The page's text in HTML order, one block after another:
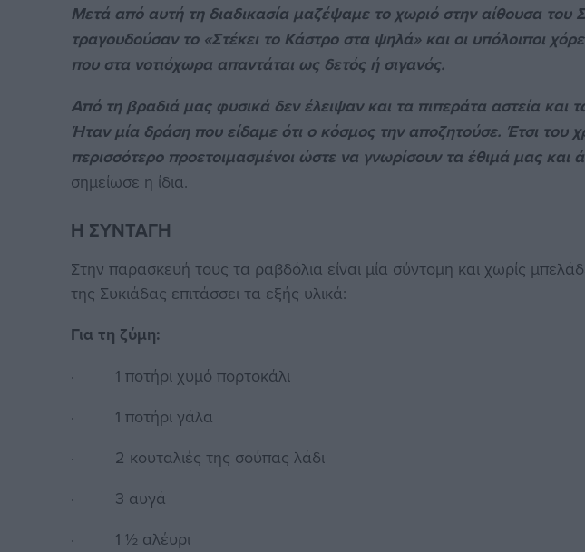
Μετά από αυτή τη διαδικασία μαζέψαμε το χωριό στην αίθουσα του
τραγουδούσαν το «Στέκει το Κάστρο στα ψηλά» και οι υπόλοιποι
που στα νοτιόχωρα απαντάται ως δετός ή σιγανός.
Από τη βραδιά μας φυσικά δεν έλειψαν και τα πιπεράτα αστεία και
Ήταν μία δράση που είδαμε ότι ο κόσμος την αποζητούσε. Έτσι του
περισσότερο προετοιμασμένοι ώστε να γνωρίσουν τα έθιμά μας και
σημείωσε η ίδια.
Η ΣΥΝΤΑΓΗ
Στην παρασκευή τους τα ραβδόλια είναι μία σύντομη και χωρίς
της Συκιάδας επιτάσσει τα εξής υλικά:
Για τη ζύμη:
· 1 ποτήρι χυμό πορτοκάλι
· 1 ποτήρι γάλα
· 2 κουταλιές της σούπας λάδι
· 3 αυγά
· 1 ½ αλέυρι